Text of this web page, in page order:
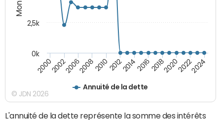
Annuité de la dette
200020022006200820102012201420162018202020222024
0k
2,5k
© JDN 2026
L'annuité de la dette représente la somme des intérêts